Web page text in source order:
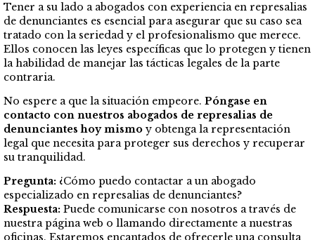
Tener a su lado a abogados con experiencia en represalias
de denunciantes es esencial para asegurar que su caso sea
tratado con la seriedad y el profesionalismo que merece.
Ellos conocen las leyes específicas que lo protegen y tienen
la habilidad de manejar las tácticas legales de la parte
contraria.
No espere a que la situación empeore. Póngase en
contacto con nuestros abogados de represalias de
denunciantes hoy mismo y obtenga la representación
legal que necesita para proteger sus derechos y recuperar
su tranquilidad.
Pregunta: ¿Cómo puedo contactar a un abogado
especializado en represalias de denunciantes?
Respuesta: Puede comunicarse con nosotros a través de
nuestra página web o llamando directamente a nuestras
oficinas. Estaremos encantados de ofrecerle una consulta